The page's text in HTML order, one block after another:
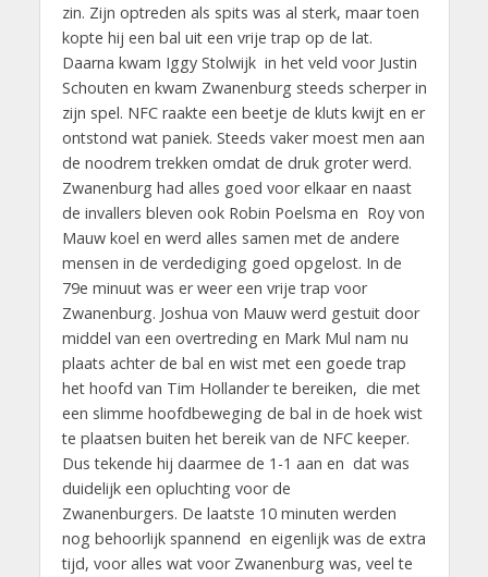
zin. Zijn optreden als spits was al sterk, maar toen
kopte hij een bal uit een vrije trap op de lat.
Daarna kwam Iggy Stolwijk in het veld voor Justin
Schouten en kwam Zwanenburg steeds scherper in
zijn spel. NFC raakte een beetje de kluts kwijt en er
ontstond wat paniek. Steeds vaker moest men aan
de noodrem trekken omdat de druk groter werd.
Zwanenburg had alles goed voor elkaar en naast
de invallers bleven ook Robin Poelsma en Roy von
Mauw koel en werd alles samen met de andere
mensen in de verdediging goed opgelost. In de
79e minuut was er weer een vrije trap voor
Zwanenburg. Joshua von Mauw werd gestuit door
middel van een overtreding en Mark Mul nam nu
plaats achter de bal en wist met een goede trap
het hoofd van Tim Hollander te bereiken, die met
een slimme hoofdbeweging de bal in de hoek wist
te plaatsen buiten het bereik van de NFC keeper.
Dus tekende hij daarmee de 1-1 aan en dat was
duidelijk een opluchting voor de
Zwanenburgers. De laatste 10 minuten werden
nog behoorlijk spannend en eigenlijk was de extra
tijd, voor alles wat voor Zwanenburg was, veel te